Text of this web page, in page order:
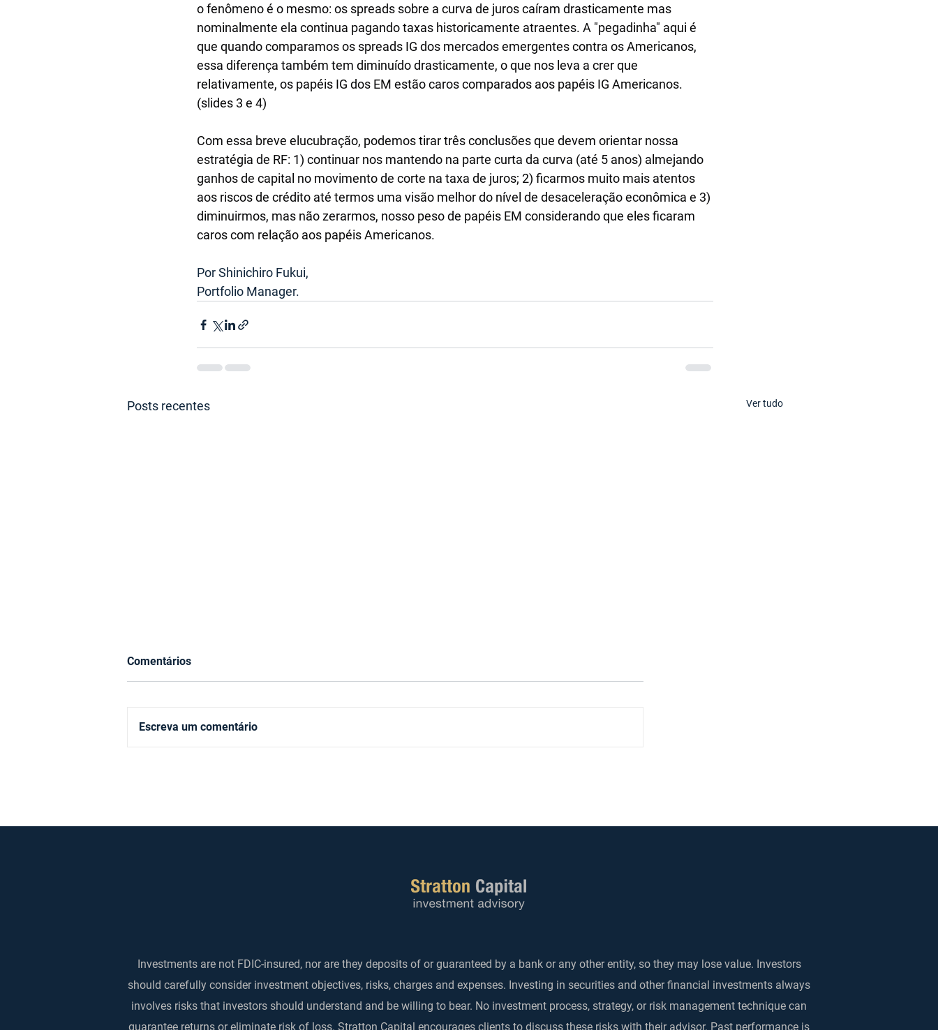
o fenômeno é o mesmo: os spreads sobre a curva de juros caíram drasticamente mas
nominalmente ela continua pagando taxas historicamente atraentes. A "pegadinha" aqui é
que quando comparamos os spreads IG dos mercados emergentes contra os Americanos,
essa diferença também tem diminuído drasticamente, o que nos leva a crer que
relativamente, os papéis IG dos EM estão caros comparados aos papéis IG Americanos.
(slides 3 e 4)
Com essa breve elucubração, podemos tirar três conclusões que devem orientar nossa
estratégia de RF: 1) continuar nos mantendo na parte curta da curva (até 5 anos) almejando
ganhos de capital no movimento de corte na taxa de juros; 2) ficarmos muito mais atentos
aos riscos de crédito até termos uma visão melhor do nível de desaceleração econômica e 3)
diminuirmos, mas não zerarmos, nosso peso de papéis EM considerando que eles ficaram
caros com relação aos papéis Americanos.
Por Shinichiro Fukui,
Portfolio Manager.
Posts recentes Ver tudo
Comentários
Escreva um comentário
Investments are not FDIC-insured, nor are they deposits of or guaranteed by a bank or any other entity, so they may lose value. Investors
should carefully consider investment objectives, risks, charges and expenses. Investing in securities and other financial investments always
involves risks that investors should understand and be willing to bear. No investment process, strategy, or risk management technique can
guarantee returns or eliminate risk of loss. Stratton Capital encourages clients to discuss these risks with their advisor. Past performance is